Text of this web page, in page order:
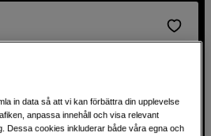
in data så att vi kan förbättra din upplevelse
anpassa innehåll och visa relevant
Dessa cookies inkluderar både våra egna och